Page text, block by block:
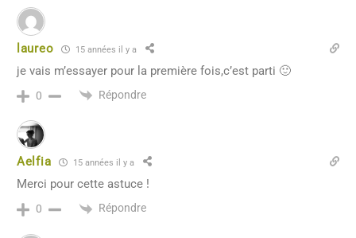
laureo 15 années il y a
je vais m’essayer pour la première fois,c’est parti 🙂
0 Répondre
Aelfia 15 années il y a
Merci pour cette astuce !
0 Répondre